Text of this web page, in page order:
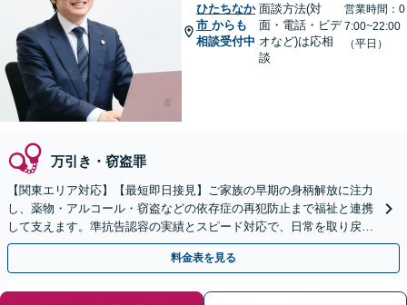
ひたちなか
市 からも
相談受付中
面談方法(対
面・電話・ビデ
オなど)は応相
談
営業時間：0
7:00~22:00
（平日）
万引き・窃盗罪
【関東エリア対応】【最短即日接見】ご家族の早期の身柄解放に注力
し、薬物・アルコール・窃盗などの依存症の再犯防止まで福祉と連携
して支えます。準抗告認容の実績とスピード対応で、日常を取り戻す
サポートをします【休日・夜間対応可】
料金表を見る